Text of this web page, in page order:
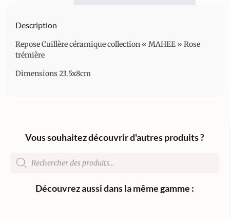
Description
Repose Cuillère céramique collection « MAHEE » Rose
trémière
Dimensions 23.5x8cm
Vous souhaitez découvrir d'autres produits ?
Découvrez aussi dans la même gamme :